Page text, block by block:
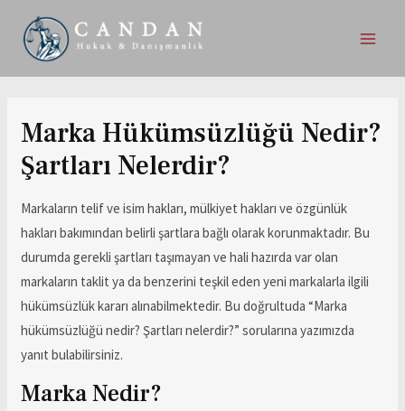
Marka Hükümsüzlüğü Nedir?
Şartları Nelerdir?
Markaların telif ve isim hakları, mülkiyet hakları ve özgünlük
hakları bakımından belirli şartlara bağlı olarak korunmaktadır. Bu
durumda gerekli şartları taşımayan ve hali hazırda var olan
markaların taklit ya da benzerini teşkil eden yeni markalarla ilgili
hükümsüzlük kararı alınabilmektedir. Bu doğrultuda “Marka
hükümsüzlüğü nedir? Şartları nelerdir?” sorularına yazımızda
yanıt bulabilirsiniz.
Marka Nedir?